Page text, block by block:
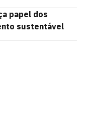
papel dos
sustentável